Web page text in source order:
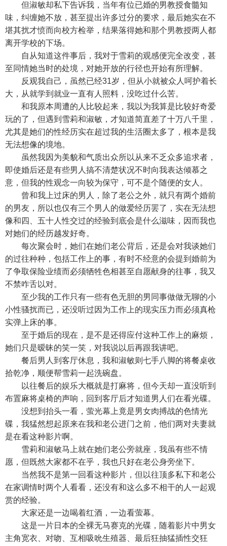
但淑敏却私下告诉我，当年有位已婚的男教授食髓知
味，纠缠她不放，甚至提出许多过分的要求，最后她实在不
堪其扰才愤而向校方检举，结果落得她和那个男教授两人都
离开学校的下场。
自从知道这件事后，我对于雪莉的观感便完全改变，甚
至同情她当时的处境，对她开放的行径也开始有所理解。
反观我自己，虽然已经31岁，但从小就被众人呵护着长
大，从就学到就业一直有人照料，没吃过什么苦。
和我原本周遭的人比较起来，我以为我算是比较好奇爱
玩的了，但遇到雪莉和淑敏，才知道简直差了十万八千里，
尤其是她们的性经历实在超过我的生活圈太多了，根本是我
无法想像的境地。
虽然我因为美貌和气质出众所以从来不乏众多追求者，
即使婚后还是有些男人搞不清楚状况不时向我表达倾慕之
意，但我的性观念一向较为保守，可不是个随便的女人。
曾和我上过床的男人，除了老公之外，就只有两个婚前
的男友，所以也仅有三个男人的做爱经历罢了，实在无法想
像和四、五十人性交过的经验到底会是什么滋味，因而我也
对她们的经历越发好奇。
每次聚会时，她们在她们老公背后，还是会对我谈她们
的过往种种，包括工作上的事，有时不经意的会提到婚前为
了争取保险业绩而必须牺牲色相甚至自愿献身的往事，我又
不禁咋舌以对。
至少我的工作只有一些有色无胆的男同事做做无聊的小
小性骚扰而已，还没听过因为工作上的现实压力而必须真枪
实弹上床的事。
至于婚后的现在，是不是还得应付这种工作上的麻烦，
她们只是暧昧的笑一笑，对我说以后再跟我讲吧。
餐后男人到客厅休息，我和淑敏则七手八脚的将餐桌收
拾乾净，顺便帮雪莉一起洗碗盘。
以往餐后的娱乐大概就是打麻将，但今天却一直没听到
布置麻将桌椅的声响，回到客厅后才知道男人们在看光碟。
没想到抬头一看，萤光幕上竟是男女肉搏战的色情光
碟，我猛然想起原来在我和老公进门之前，他们两对夫妻就
是在看这种影片啊。
雪莉和淑敏马上就在她们老公旁就座，我虽有些不情
愿，但既然大家都不在乎，我也只好在老公身旁坐下。
当然我不是第一回看这种影片，但以往顶多私下和老公
在家调情时两个人看看，还没有和这么多不相干的人一起观
赏的经验。
大家还是一边喝着红酒，一边看萤幕。
这是一片日本的全裸无马赛克的光碟，随着影片中男女
主角宽衣、对吻、互相吸吮生殖器、最后狂抽猛插性交狂